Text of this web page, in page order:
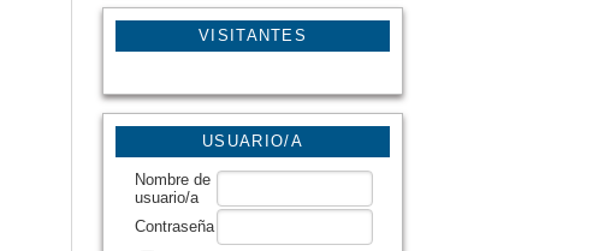
VISITANTES
USUARIO/A
Nombre de
usuario/a
Contraseña